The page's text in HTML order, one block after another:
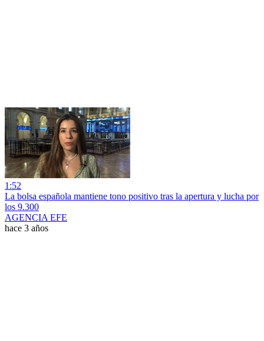
1:52
La bolsa española mantiene tono positivo tras la apertura y lucha por
los 9.300
AGENCIA EFE
hace 3 años